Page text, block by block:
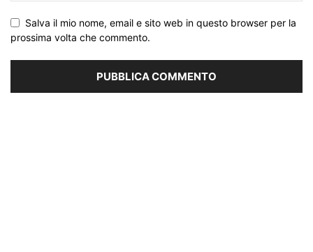
Salva il mio nome, email e sito web in questo browser per la
prossima volta che commento.